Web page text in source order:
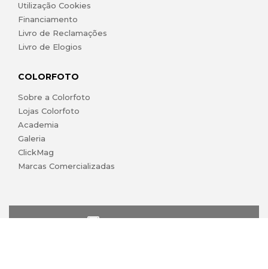
Utilização Cookies
Financiamento
Livro de Reclamações
Livro de Elogios
COLORFOTO
Sobre a Colorfoto
Lojas Colorfoto
Academia
Galeria
ClickMag
Marcas Comercializadas
lojaonline@colorfoto.pt